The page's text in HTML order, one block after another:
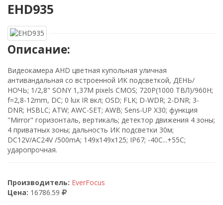
EHD935
Описание:
Видеокамера AHD цветная купольная уличная
антивандальная со встроенной ИК подсветкой, ДЕНЬ/
НОЧЬ; 1/2,8" SONY 1,37M pixels CMOS; 720P(1000 ТВЛ)/960H;
f=2,8-12mm, DC; 0 lux IR вкл; OSD; FLK; D-WDR; 2-DNR; 3-
DNR; HSBLC; ATW; AWC-SET; AWB; Sens-UP X30; функция
"Mirror" горизонталь, вертикаль; детектор движения 4 зоны;
4 приватных зоны; дальность ИК подсветки 30м;
DC12V/AC24V /500mA; 149x149x125; IP67; -40C...+55C;
ударопрочная.
Производитель: EverFocus
Цена: 16786.59